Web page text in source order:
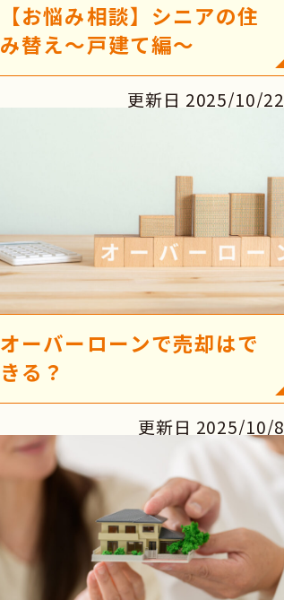
【お悩み相談】シニアの住
み替え～戸建て編～
更新日 2025/10/22
オーバーローンで売却はで
きる？
更新日 2025/10/8